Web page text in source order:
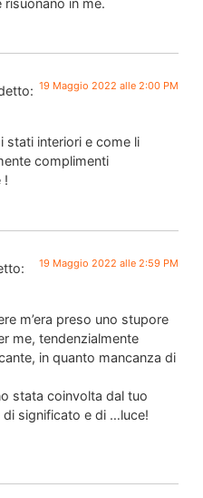
19 Maggio 2022 alle 2:00 PM
stati interiori e come li
complimenti
!
19 Maggio 2022 alle 2:59 PM
m’era preso uno stupore
me, tendenzialmente
in quanto mancanza di
stata coinvolta dal tuo
significato e di …luce!